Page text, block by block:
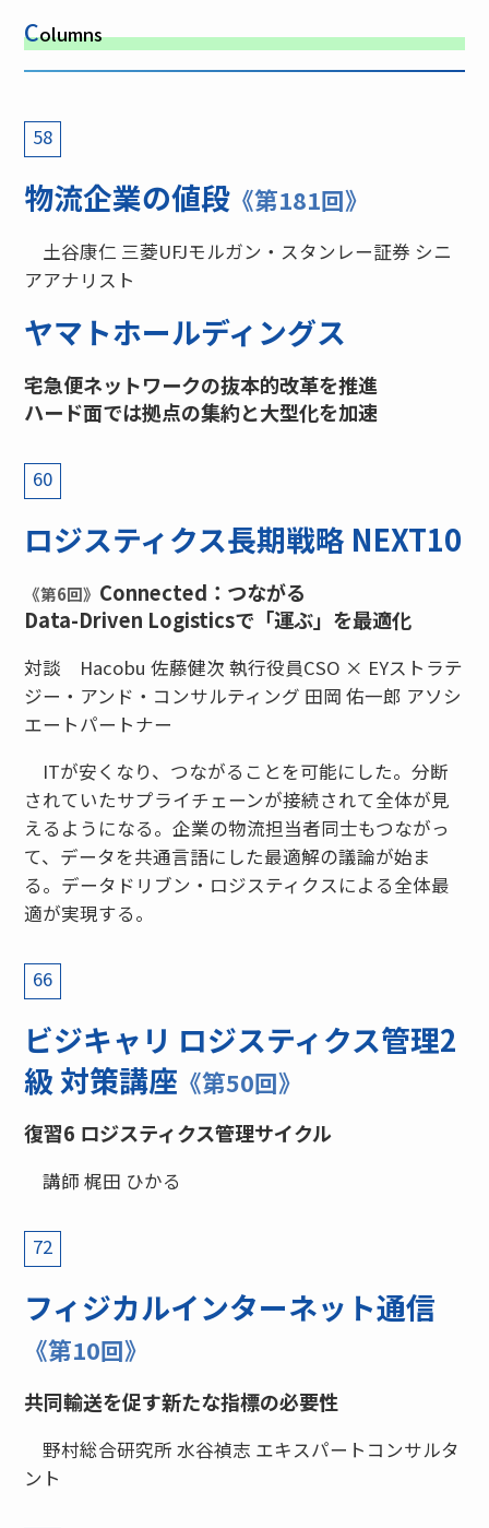
Columns
58
物流企業の値段 《第181回》
土谷康仁 三菱UFJモルガン・スタンレー証券 シニ
アアナリスト
ヤマトホールディングス
宅急便ネットワークの抜本的改革を推進
ハード面では拠点の集約と大型化を加速
60
ロジスティクス長期戦略 NEXT10
《第6回》 Connected：つながる
Data-Driven Logisticsで「運ぶ」を最適化
対談 Hacobu 佐藤健次 執行役員CSO × EYストラテ
ジー・アンド・コンサルティング 田岡 佑一郎 アソシ
エートパートナー
ITが安くなり、つながることを可能にした。分断
されていたサプライチェーンが接続されて全体が見
えるようになる。企業の物流担当者同士もつながっ
て、データを共通言語にした最適解の議論が始ま
る。データドリブン・ロジスティクスによる全体最
適が実現する。
66
ビジキャリ ロジスティクス管理2
級 対策講座 《第50回》
復習6 ロジスティクス管理サイクル
講師 梶田 ひかる
72
フィジカルインターネット通信
《第10回》
共同輸送を促す新たな指標の必要性
野村総合研究所 水谷禎志 エキスパートコンサルタ
ント